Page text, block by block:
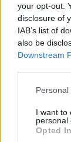
your opt-out.
disclosure of
IAB’s list of
also be
Downstream
Please note
not limited to
grant or
use your
I want to
personal
Opted In
Kövess